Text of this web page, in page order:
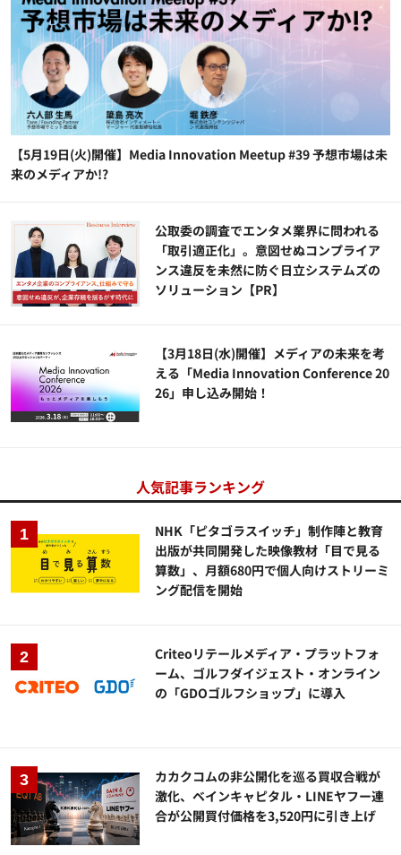
【5月19日(火)開催】Media Innovation Meetup #39 予想市場は未
来のメディアか!?
公​​取委の調査でエンタメ業界に問われる
「取引適正化」。意図せぬコンプライア
ンス違反を未然に防ぐ日立システムズの
ソリューション​【PR】
【3月18日(水)開催】メディアの未来を考
える「Media Innovation Conference 20
26」申し込み開始！
人気記事ランキング
NHK「ピタゴラスイッチ」制作陣と教育
出版が共同開発した映像教材「目で見る
算数」、月額680円で個人向けストリーミ
ング配信を開始
Criteoリテールメディア・プラットフォ
ーム、ゴルフダイジェスト・オンライン
の「GDOゴルフショップ」に導入
カカクコムの非公開化を巡る買収合戦が
激化、ベインキャピタル・LINEヤフー連
合が公開買付価格を3,520円に引き上げ